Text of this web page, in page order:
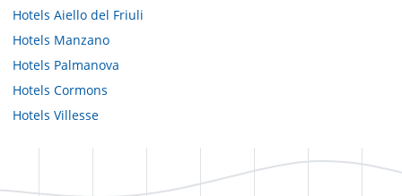
Hotels Aiello del Friuli
Hotels Manzano
Hotels Palmanova
Hotels Cormons
Hotels Villesse